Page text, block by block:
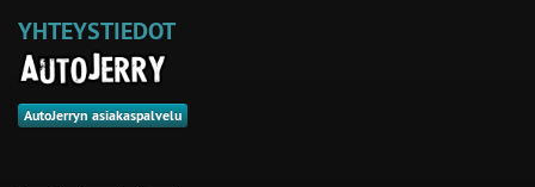
YHTEYSTIEDOT
AutoJerryn asiakaspalvelu